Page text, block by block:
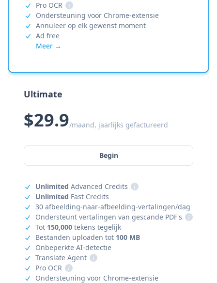
Pro OCR
i
Ondersteuning voor Chrome-extensie
Annuleer op elk gewenst moment
Ad free
Meer →
Ultimate
$29.9/maand, jaarlijks gefactureerd
Begin
Unlimited Advanced Credits
i
Unlimited Fast Credits
30 afbeelding-naar-afbeelding-vertalingen/dag
Ondersteunt vertalingen van gescande PDF's
i
Tot 150,000 tekens tegelijk
Bestanden uploaden tot 100 MB
Onbeperkte AI-detectie
Translate Agent
i
Pro OCR
i
Ondersteuning voor Chrome-extensie